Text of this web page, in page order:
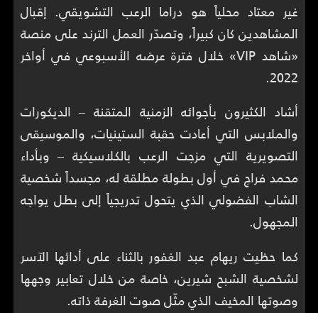
غير معتاد محلياً هو دراما الرعب التشويقي. إقبال
المشاهدين كان كبيراً، وتصدّر العمل الترند على منصة
«شاهد VIP» خلال فترة عرضه الأسبوعي في أواخر
2022.
أشاد الكثيرون بأجوائه الزمنية المتقنة – الديكورات
والملابس التي أعادت حقبة الستينيات، والموسيقى
التصويرية التي مزجت الرعب بالكلاسيكية – وبأداء
محمد فراج في أول بطولة مطلقة له، مجسداً شخصية
الشاب الفضولي الذي يتحول تدريجياً إلى بطل يواجه
المجهول.
كما حظيت ريهام عبد الغفور بالثناء على أدائها الآسر
لشخصية الشبح شيرين، خاصة من خلال تعابير وجهها
وصوتها المخيف الذي مثّل صوت الغرفة ذاته.